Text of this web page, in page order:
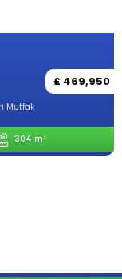
£ 469,950
Mutfak
304 m²